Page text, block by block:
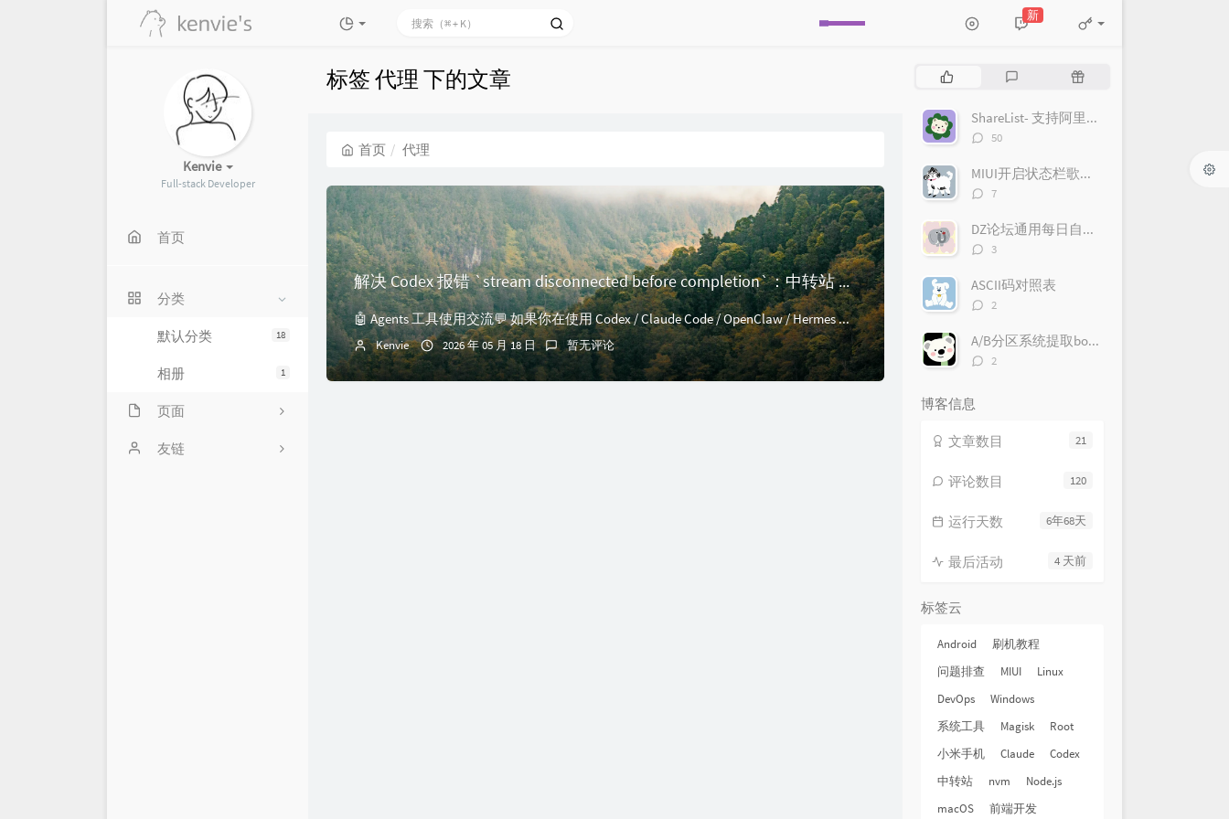
新
Kenvie
Full-stack Developer
首页
分类
18
默认分类
1
相册
页面
GitHub
友链
标签 代理 下的文章
首页 代理
解决 Codex 报错 `stream disconnected before completion`：中转站 `/v1` 与官方 Plus 登录网络问题
🤖 Agents 工具使用交流💬 如果你在使用 Codex / Claude Code / OpenClaw / Hermes 等 Agents 工具时遇...
Kenvie 2026 年 05 月 18 日 暂无评论
文
评
随
文ShareList- 支持阿里云盘/天翼云盘等多网盘同时挂载
评
数：
50
MIUI开启状态栏歌词(需要root/magisk)
评
数：
7
DZ论坛通用每日自动签到云函数
评
数：
3
ASCII码对照表
评
数：
2
A/B分区系统提取boot文件（payload.bin解包boot.img）
评
2
博客信息
21
文章数目
120
评论数目
6年68天
运行天数
4 天前
最后活动
标签云
Android
刷机教程
问题排查
MIUI
Linux
DevOps
Windows
系统工具
Magisk
Root
小米手机
Claude
Codex
中转站
nvm
Node.js
macOS
前端开发